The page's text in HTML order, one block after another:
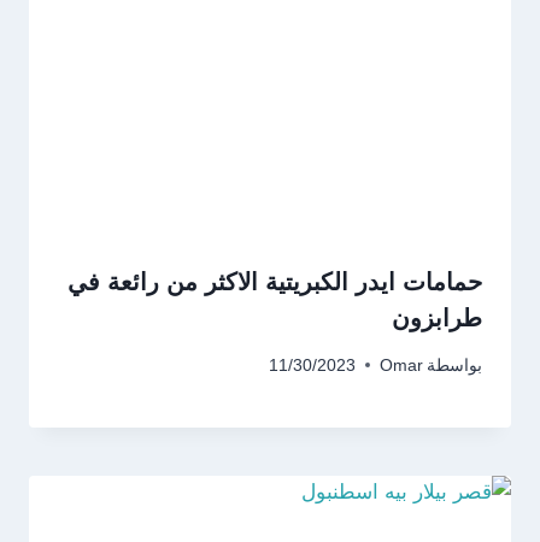
حمامات ايدر الكبريتية الاكثر من رائعة في
طرابزون
بواسطة Omar
11/30/2023